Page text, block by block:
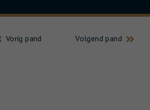
Vorig pand Volgend pand